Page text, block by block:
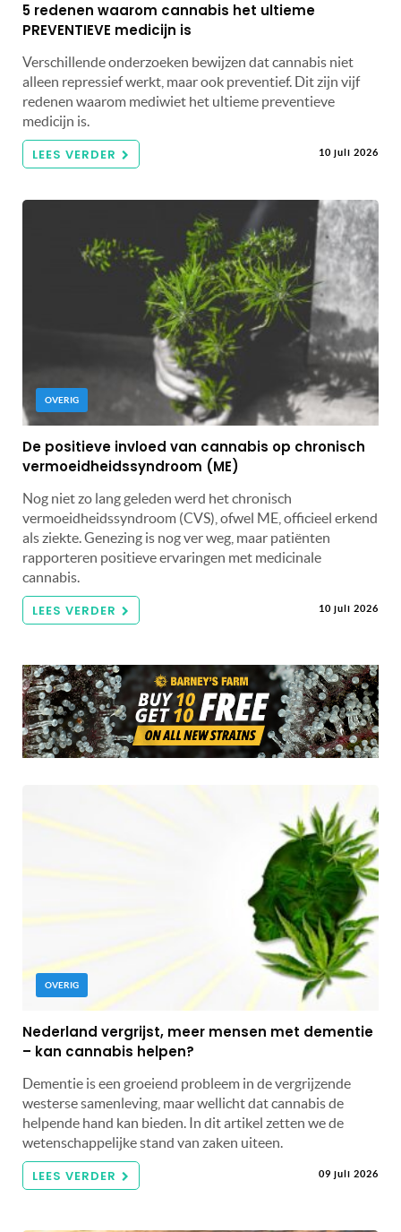
5 redenen waarom cannabis het ultieme
PREVENTIEVE medicijn is
Verschillende onderzoeken bewijzen dat cannabis niet
alleen repressief werkt, maar ook preventief. Dit zijn vijf
redenen waarom mediwiet het ultieme preventieve
medicijn is.
LEES VERDER 10 juli 2026
OVERIG
De positieve invloed van cannabis op chronisch
vermoeidheidssyndroom (ME)
Nog niet zo lang geleden werd het chronisch
vermoeidheidssyndroom (CVS), ofwel ME, officieel erkend
als ziekte. Genezing is nog ver weg, maar patiënten
rapporteren positieve ervaringen met medicinale
cannabis.
LEES VERDER 10 juli 2026
OVERIG
Nederland vergrijst, meer mensen met dementie
– kan cannabis helpen?
Dementie is een groeiend probleem in de vergrijzende
westerse samenleving, maar wellicht dat cannabis de
helpende hand kan bieden. In dit artikel zetten we de
wetenschappelijke stand van zaken uiteen.
LEES VERDER 09 juli 2026